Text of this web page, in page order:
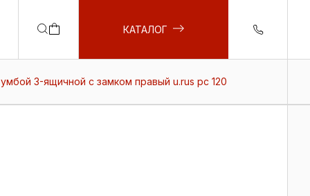
КАТАЛОГ
3-ящичной с замком правый u.rus рс 120